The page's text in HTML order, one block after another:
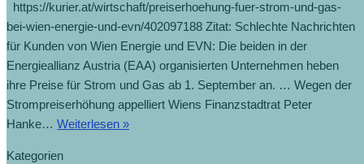
https://kurier.at/wirtschaft/preiserhoehung-fuer-strom-und-gas-
bei-wien-energie-und-evn/402097188 Zitat: Schlechte Nachrichten
für Kunden von Wien Energie und EVN: Die beiden in der
Energieallianz Austria (EAA) organisierten Unternehmen heben
ihre Preise für Strom und Gas ab 1. September an. … Wegen der
Strompreiserhöhung appelliert Wiens Finanzstadtrat Peter
Hanke… Weiterlesen »
Kategorien